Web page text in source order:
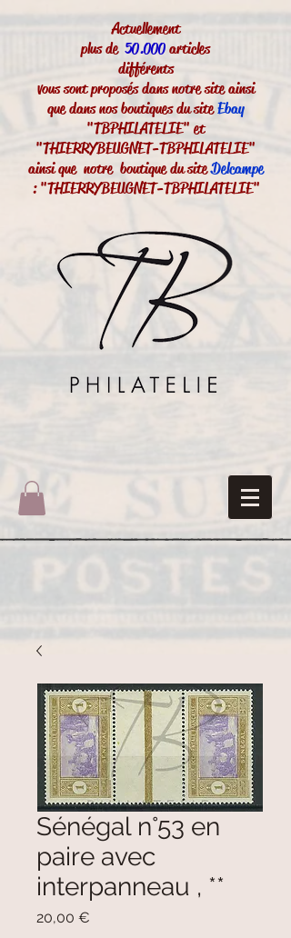
Actuellement
plus de50.000articles
différents
vous sont proposés dans notre site ainsi
que dans nos boutiques du siteEbay
"TBPHILATELIE" et
"THIERRYBEUGNET-TBPHILATELIE"
ainsi que notre boutique du siteDelcampe
: "THIERRYBEUGNET-TBPHILATELIE"
Sénégal n°53 en
paire avec
interpanneau , **
20,00 €